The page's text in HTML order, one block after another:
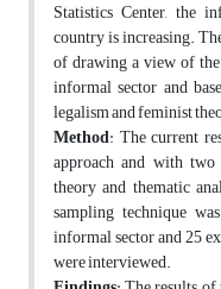
Statistics Center, the
country is increasing.
of drawing a view of
informal sector and
legalism and feminist
Method: The current
approach and with
theory and thematic
sampling technique
informal sector and 25
were interviewed.